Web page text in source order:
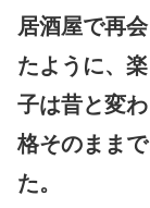
居酒屋で再
たように、
子は昔と変
格そのまま
た。